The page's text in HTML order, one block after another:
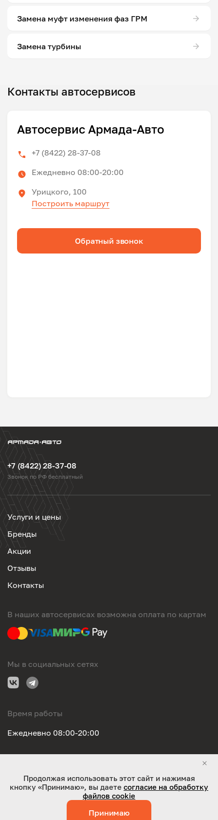
Замена муфт изменения фаз ГРМ
Замена турбины
Контакты автосервисов
Автосервис Армада-Авто
+7 (8422) 28-37-08
Ежедневно 08:00-20:00
Урицкого, 100
Построить маршрут
Обратный звонок
+7 (8422) 28-37-08
Звонок по РФ бесплатный
Услуги и цены
Бренды
Акции
Отзывы
Контакты
В наших автосервисах возможна оплата по картам
Мы в социальных сетях
Время работы
Ежедневно 08:00-20:00
ООО "Оригинал-сервис". Все права защищены 2026
Работает на технологиях:Jaky
Продолжая использовать этот сайт и нажимая
кнопку «Принимаю», вы даете согласие на обработку
файлов cookie
Принимаю